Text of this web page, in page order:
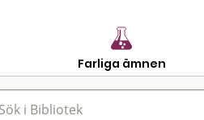
Farliga ämnen